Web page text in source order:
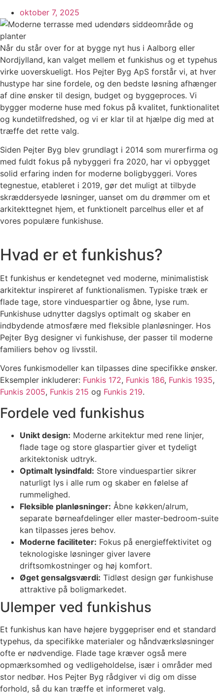
oktober 7, 2025
Når du står over for at bygge nyt hus i Aalborg eller
Nordjylland, kan valget mellem et funkishus og et typehus
virke uoverskueligt. Hos Pejter Byg ApS forstår vi, at hver
hustype har sine fordele, og den bedste løsning afhænger
af dine ønsker til design, budget og byggeproces. Vi
bygger moderne huse med fokus på kvalitet, funktionalitet
og kundetilfredshed, og vi er klar til at hjælpe dig med at
træffe det rette valg.
Siden Pejter Byg blev grundlagt i 2014 som murerfirma og
med fuldt fokus på nybyggeri fra 2020, har vi opbygget
solid erfaring inden for moderne boligbyggeri. Vores
tegnestue, etableret i 2019, gør det muligt at tilbyde
skræddersyede løsninger, uanset om du drømmer om et
arkitekttegnet hjem, et funktionelt parcelhus eller et af
vores populære funkishuse.
Hvad er et funkishus?
Et funkishus er kendetegnet ved moderne, minimalistisk
arkitektur inspireret af funktionalismen. Typiske træk er
flade tage, store vinduespartier og åbne, lyse rum.
Funkishuse udnytter dagslys optimalt og skaber en
indbydende atmosfære med fleksible planløsninger. Hos
Pejter Byg designer vi funkishuse, der passer til moderne
familiers behov og livsstil.
Vores funkismodeller kan tilpasses dine specifikke ønsker.
Eksempler inkluderer: Funkis 172, Funkis 186, Funkis 1935,
Funkis 2005, Funkis 215 og Funkis 219.
Fordele ved funkishus
Unikt design: Moderne arkitektur med rene linjer,
flade tage og store glaspartier giver et tydeligt
arkitektonisk udtryk.
Optimalt lysindfald: Store vinduespartier sikrer
naturligt lys i alle rum og skaber en følelse af
rummelighed.
Fleksible planløsninger: Åbne køkken/alrum,
separate børneafdelinger eller master-bedroom-suite
kan tilpasses jeres behov.
Moderne faciliteter: Fokus på energieffektivitet og
teknologiske løsninger giver lavere
driftsomkostninger og høj komfort.
Øget gensalgsværdi: Tidløst design gør funkishuse
attraktive på boligmarkedet.
Ulemper ved funkishus
Et funkishus kan have højere byggepriser end et standard
typehus, da specifikke materialer og håndværksløsninger
ofte er nødvendige. Flade tage kræver også mere
opmærksomhed og vedligeholdelse, især i områder med
stor nedbør. Hos Pejter Byg rådgiver vi dig om disse
forhold, så du kan træffe et informeret valg.